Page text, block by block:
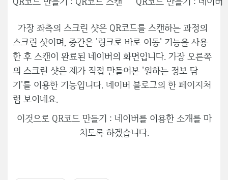
가장 좌측의 스크린 샷은 QR코드를 스캔하는 과정의
스크린 샷이며, 중간은 '링크로 바로 이동' 기능을 사용
한 후 스캔이 완료된 네이버의 화면입니다. 가장 오른쪽
의 스크린 샷은 제가 직접 만들어본 '원하는 정보 담
기'를 이용한 기능입니다. 네이버 블로그의 한 페이지처
럼 보이네요.
이것으로 QR코드 만들기 : 네이버를 이용한 소개를 마
치도록 하겠습니다.